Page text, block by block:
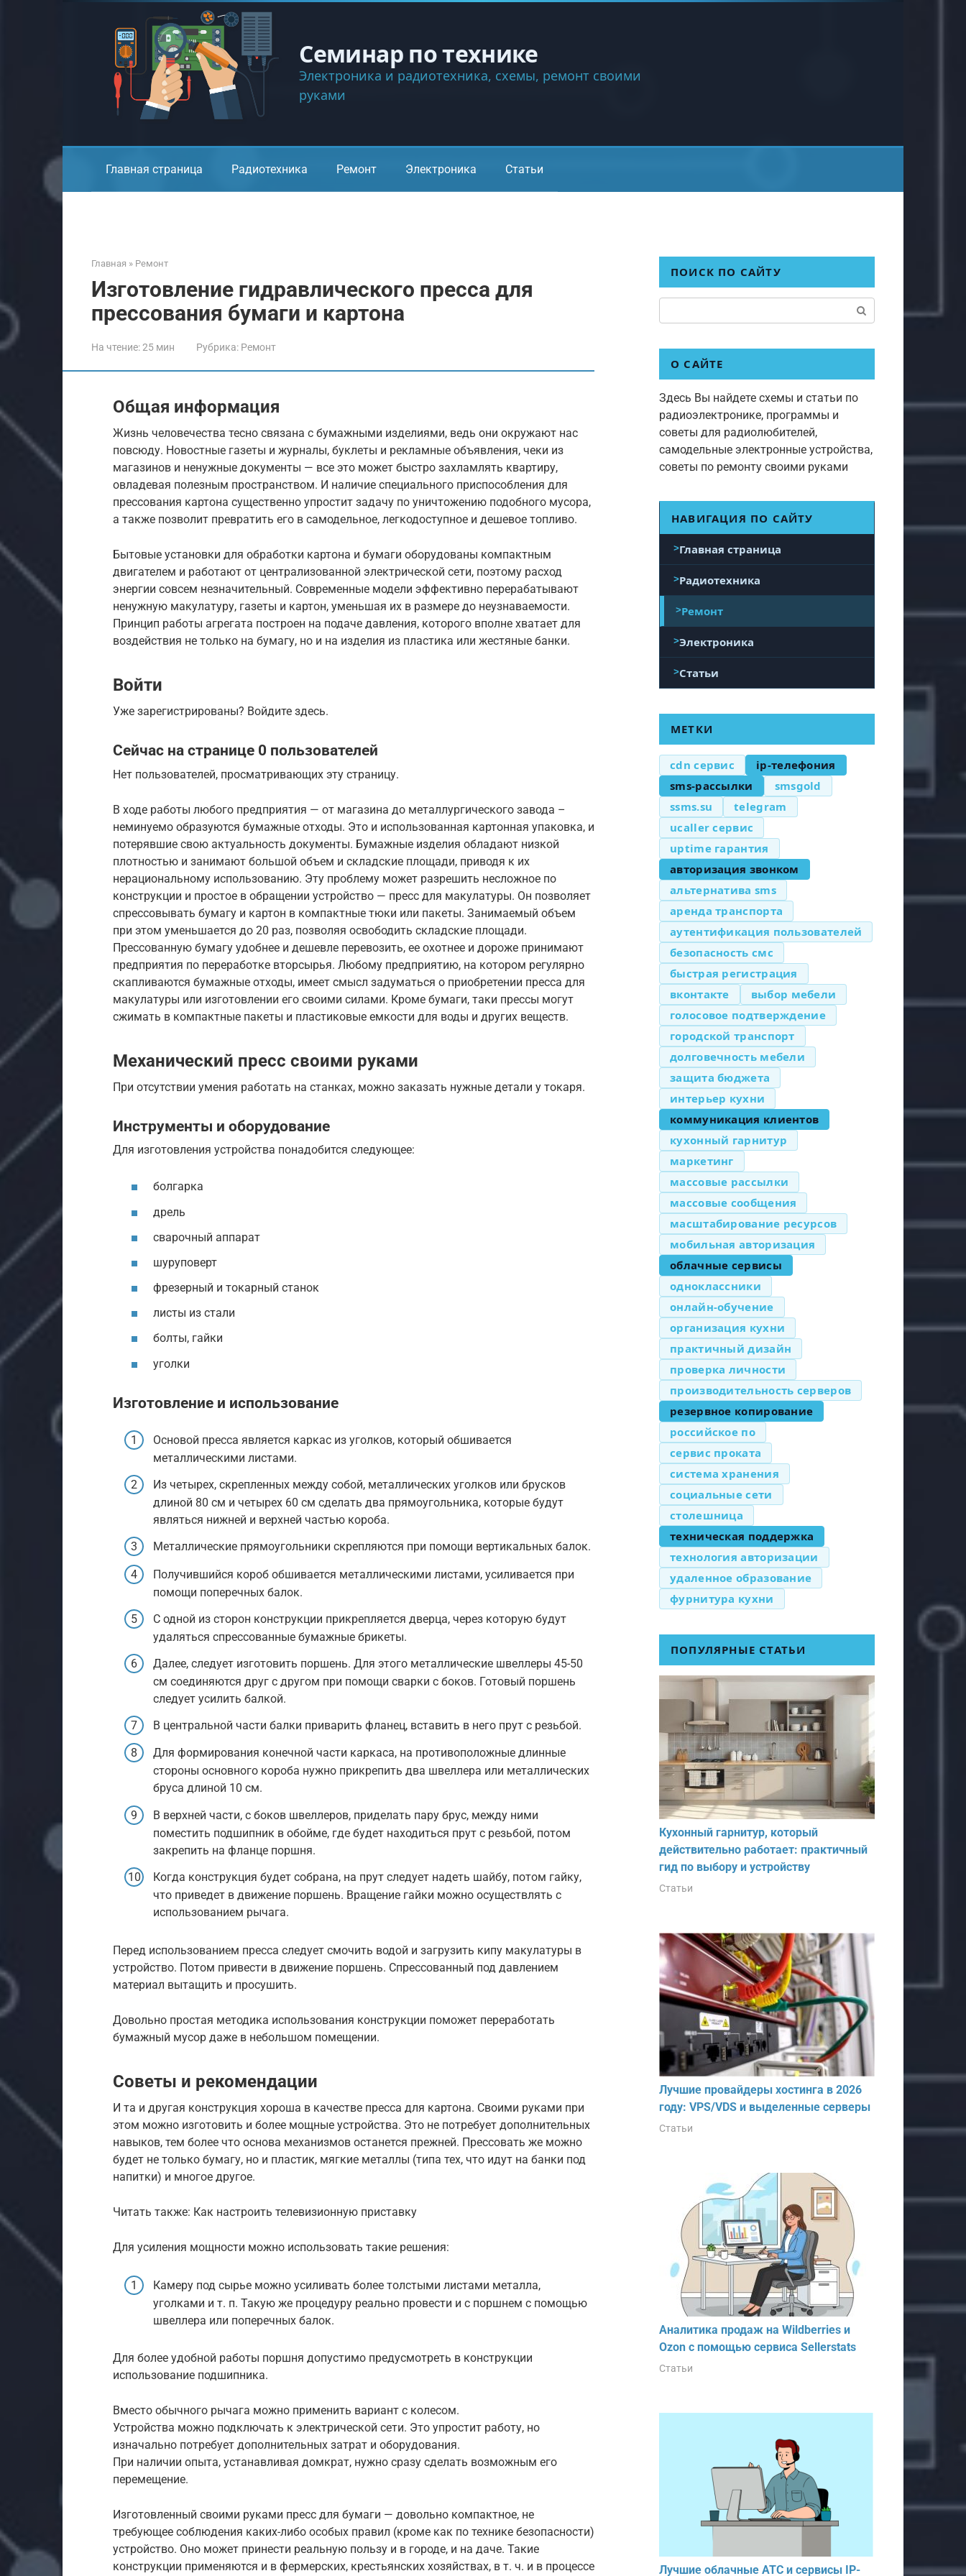
Семинар по технике
Электроника и радиотехника, схемы, ремонт своими
руками
Главная страница Радиотехника Ремонт Электроника Статьи
Главная » Ремонт
Изготовление гидравлического пресса для
прессования бумаги и картона
На чтение:25 мин Рубрика: Ремонт
Общая информация
Жизнь человечества тесно связана с бумажными изделиями, ведь они окружают нас
повсюду. Новостные газеты и журналы, буклеты и рекламные объявления, чеки из
магазинов и ненужные документы — все это может быстро захламлять квартиру,
овладевая полезным пространством. И наличие специального приспособления для
прессования картона существенно упростит задачу по уничтожению подобного мусора,
а также позволит превратить его в самодельное, легкодоступное и дешевое топливо.
Бытовые установки для обработки картона и бумаги оборудованы компактным
двигателем и работают от централизованной электрической сети, поэтому расход
энергии совсем незначительный. Современные модели эффективно перерабатывают
ненужную макулатуру, газеты и картон, уменьшая их в размере до неузнаваемости.
Принцип работы агрегата построен на подаче давления, которого вполне хватает для
воздействия не только на бумагу, но и на изделия из пластика или жестяные банки.
Войти
Уже зарегистрированы? Войдите здесь.
Сейчас на странице 0 пользователей
Нет пользователей, просматривающих эту страницу.
В ходе работы любого предприятия — от магазина до металлургического завода –
неминуемо образуются бумажные отходы. Это и использованная картонная упаковка, и
потерявшие свою актуальность документы. Бумажные изделия обладают низкой
плотностью и занимают большой объем и складские площади, приводя к их
нерациональному использованию. Эту проблему может разрешить несложное по
конструкции и простое в обращении устройство — пресс для макулатуры. Он позволяет
спрессовывать бумагу и картон в компактные тюки или пакеты. Занимаемый объем
при этом уменьшается до 20 раз, позволяя освободить складские площади.
Прессованную бумагу удобнее и дешевле перевозить, ее охотнее и дороже принимают
предприятия по переработке вторсырья. Любому предприятию, на котором регулярно
скапливаются бумажные отходы, имеет смысл задуматься о приобретении пресса для
макулатуры или изготовлении его своими силами. Кроме бумаги, таки прессы могут
сжимать в компактные пакеты и пластиковые емкости для воды и других веществ.
Механический пресс своими руками
При отсутствии умения работать на станках, можно заказать нужные детали у токаря.
Инструменты и оборудование
Для изготовления устройства понадобится следующее:
болгарка
дрель
сварочный аппарат
шуруповерт
фрезерный и токарный станок
листы из стали
болты, гайки
уголки
Изготовление и использование
Основой пресса является каркас из уголков, который обшивается
металлическими листами.
Из четырех, скрепленных между собой, металлических уголков или брусков
длиной 80 см и четырех 60 см сделать два прямоугольника, которые будут
являться нижней и верхней частью короба.
Металлические прямоугольники скрепляются при помощи вертикальных балок.
Получившийся короб обшивается металлическими листами, усиливается при
помощи поперечных балок.
С одной из сторон конструкции прикрепляется дверца, через которую будут
удаляться спрессованные бумажные брикеты.
Далее, следует изготовить поршень. Для этого металлические швеллеры 45-50
см соединяются друг с другом при помощи сварки с боков. Готовый поршень
следует усилить балкой.
В центральной части балки приварить фланец, вставить в него прут с резьбой.
Для формирования конечной части каркаса, на противоположные длинные
стороны основного короба нужно прикрепить два швеллера или металлических
бруса длиной 10 см.
В верхней части, с боков швеллеров, приделать пару брус, между ними
поместить подшипник в обойме, где будет находиться прут с резьбой, потом
закрепить на фланце поршня.
Когда конструкция будет собрана, на прут следует надеть шайбу, потом гайку,
что приведет в движение поршень. Вращение гайки можно осуществлять с
использованием рычага.
Перед использованием пресса следует смочить водой и загрузить кипу макулатуры в
устройство. Потом привести в движение поршень. Спрессованный под давлением
материал вытащить и просушить.
Довольно простая методика использования конструкции поможет переработать
бумажный мусор даже в небольшом помещении.
Советы и рекомендации
И та и другая конструкция хороша в качестве пресса для картона. Своими руками при
этом можно изготовить и более мощные устройства. Это не потребует дополнительных
навыков, тем более что основа механизмов останется прежней. Прессовать же можно
будет не только бумагу, но и пластик, мягкие металлы (типа тех, что идут на банки под
напитки) и многое другое.
Читать также: Как настроить телевизионную приставку
Для усиления мощности можно использовать такие решения:
Камеру под сырье можно усиливать более толстыми листами металла,
уголками и т. п. Такую же процедуру реально провести и с поршнем с помощью
швеллера или поперечных балок.
Для более удобной работы поршня допустимо предусмотреть в конструкции
использование подшипника.
Вместо обычного рычага можно применить вариант с колесом.
Устройства можно подключать к электрической сети. Это упростит работу, но
изначально потребует дополнительных затрат и оборудования.
При наличии опыта, устанавливая домкрат, нужно сразу сделать возможным его
перемещение.
Изготовленный своими руками пресс для бумаги — довольно компактное, не
требующее соблюдения каких-либо особых правил (кроме как по технике безопасности)
устройство. Оно может принести реальную пользу и в городе, и на даче. Такие
конструкции применяются и в фермерских, крестьянских хозяйствах, в т. ч. и в процессе
ПОИСК ПО САЙТУ
О САЙТЕ
Здесь Вы найдете схемы и статьи по
радиоэлектронике, программы и
советы для радиолюбителей,
самодельные электронные устройства,
советы по ремонту своими руками
НАВИГАЦИЯ ПО САЙТУ
Главная страница
Радиотехника
Ремонт
Электроника
Статьи
МЕТКИ
cdn сервис
ip-телефония
sms-рассылки
smsgold
ssms.su
telegram
ucaller сервис
uptime гарантия
авторизация звонком
альтернатива sms
аренда транспорта
аутентификация пользователей
безопасность смс
быстрая регистрация
вконтакте
выбор мебели
голосовое подтверждение
городской транспорт
долговечность мебели
защита бюджета
интерьер кухни
коммуникация клиентов
кухонный гарнитур
маркетинг
массовые рассылки
массовые сообщения
масштабирование ресурсов
мобильная авторизация
облачные сервисы
одноклассники
онлайн-обучение
организация кухни
практичный дизайн
проверка личности
производительность серверов
резервное копирование
российское по
сервис проката
система хранения
социальные сети
столешница
техническая поддержка
технология авторизации
удаленное образование
фурнитура кухни
ПОПУЛЯРНЫЕ СТАТЬИ
Кухонный гарнитур, который
действительно работает: практичный
гид по выбору и устройству
Статьи
Лучшие провайдеры хостинга в 2026
году: VPS/VDS и выделенные серверы
Статьи
Аналитика продаж на Wildberries и
Ozon с помощью сервиса Sellerstats
Статьи
Лучшие облачные АТС и сервисы IP-